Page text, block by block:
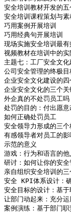
安全培训教材开发的五
安全培训课程策划与
巧用案例开展培训
巧用经典句开展培训
现场实施安全培训最有
视频教材在培训中的实
主题七：工厂安全文
公司安全管理的终极
企业安全文化建设的四
企业安全文化的三个
外企真的不处罚员工吗
处罚的目的：付出愿
如何正确处罚员工
安全领导力形成的三
有感领导者对员工的影
示范的意义
游戏：行为和语言的
研讨：如何让你的安
亲自组织安全培训的三
安全 KPI体系设计：
安全目标的设计：基
让部门动起来：充分
案例演练：基于部门